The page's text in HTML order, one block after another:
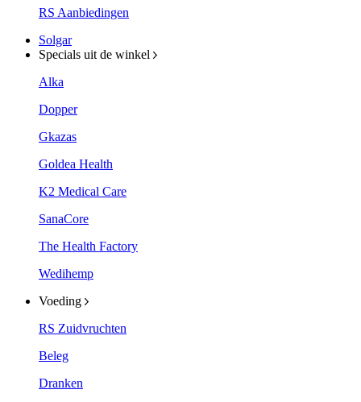
RS Aanbiedingen
Solgar
Specials uit de winkel
Alka
Dopper
Gkazas
Goldea Health
K2 Medical Care
SanaCore
The Health Factory
Wedihemp
Voeding
RS Zuidvruchten
Beleg
Dranken